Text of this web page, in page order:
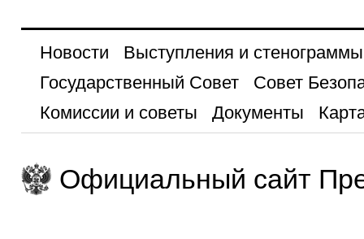
Новости
Выступления и стенограммы
Государственный Совет
Совет
Комиссии и советы
Документы
Официальный сайт